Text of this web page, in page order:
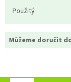
Použitý
Můžeme doručit